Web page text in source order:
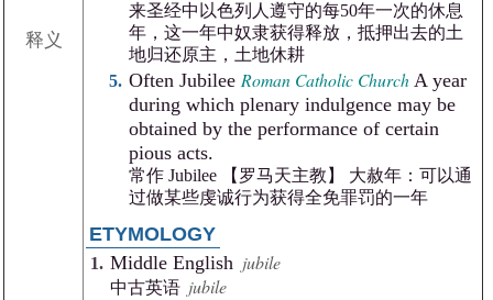
释义
来圣经中以色列人遵守的每50年一次的休息
年，这一年中奴隶获得释放，抵押出去的土
地归还原主，土地休耕
Often Jubilee Roman Catholic ChurchA year
during which plenary indulgence may be
obtained by the performance of certain
pious acts.
常作 Jubilee 【罗马天主教】 大赦年：可以通
过做某些虔诚行为获得全免罪罚的一年
ETYMOLOGY
Middle English jubile
中古英语 jubile